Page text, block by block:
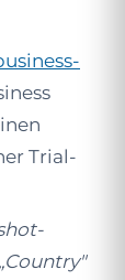
Trial-